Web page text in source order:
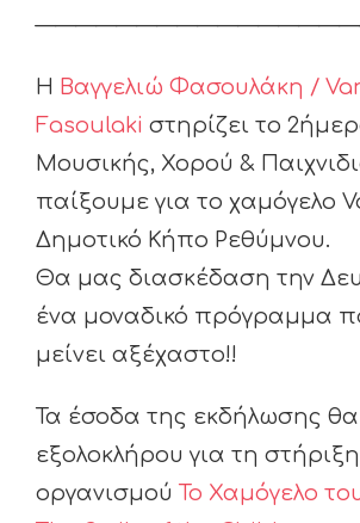
Η Βαγγελιώ Φασουλάκη /
Fasoulaki στηρίζει το
Μουσικής, Χορού &
παίξουμε για το χαμόγελο
Δημοτικό Κήπο Ρεθύμνου.
Θα μας διασκέδαση την
ένα μοναδικό πρόγραμμα
μείνει αξέχαστο!!
Τα έσοδα της εκδήλωσης θα
εξολοκλήρου για τη
οργανισμού Το Χαμόγελο